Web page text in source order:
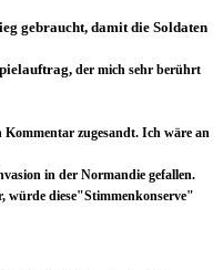
gebraucht, damit die Soldaten
der mich sehr berührt
Kommentar zugesandt. Ich wäre an
in der Normandie gefallen.
würde diese"Stimmenkonserve"